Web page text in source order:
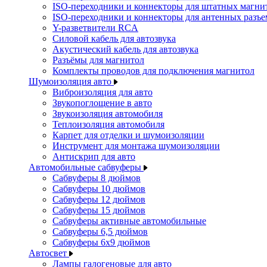
ISO-переходники и коннекторы для штатных
ISO-переходники и коннекторы для антенных
Y-разветвители RCA
Силовой кабель для автозвука
Акустический кабель для автозвука
Разъёмы для магнитол
Комплекты проводов для подключения магнитол
Шумоизоляция авто
Виброизоляция для авто
Звукопоглощение в авто
Звукоизоляция автомобиля
Теплоизоляция автомобиля
Карпет для отделки и шумоизоляции
Инструмент для монтажа шумоизоляции
Антискрип для авто
Автомобильные сабвуферы
Сабвуферы 8 дюймов
Сабвуферы 10 дюймов
Сабвуферы 12 дюймов
Сабвуферы 15 дюймов
Сабвуферы активные автомобильные
Сабвуферы 6,5 дюймов
Сабвуферы 6x9 дюймов
Автосвет
Лампы галогеновые для авто